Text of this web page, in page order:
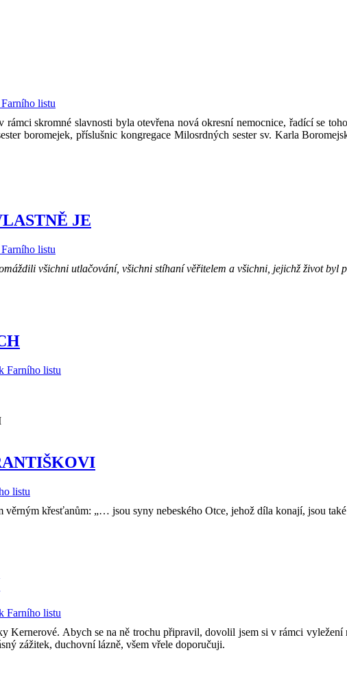
listu
skromné slavnosti byla otevřena nová okresní nemocnice, řadící se
boromejek, příslušnic kongregace Milosrdných sester sv. Karla
JE
listu
všichni utlačování, všichni stíhaní věřitelem a všichni, jejichž život byl
Farního listu
listu
věrným křesťanům: „… jsou syny nebeského Otce, jehož díla konají, jsou
Farního listu
Kernerové. Abych se na ně trochu připravil, dovolil jsem si v rámci
zážitek, duchovní lázně, všem vřele doporučuji.